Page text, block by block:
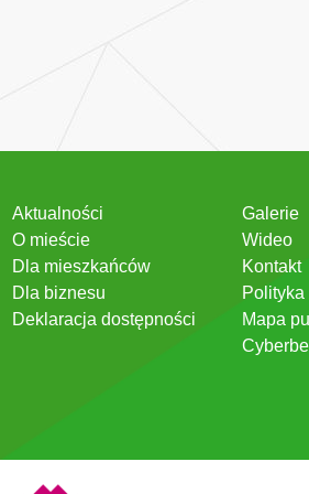
Aktualności
O mieście
Dla mieszkańców
Dla biznesu
Deklaracja dostępności
Galerie
Wideo
Kontakt
Mapa